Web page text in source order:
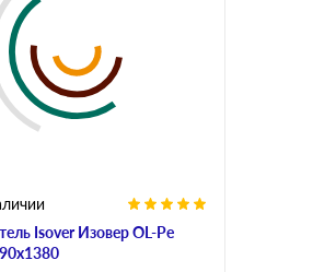
Isover Изовер OL-Pe